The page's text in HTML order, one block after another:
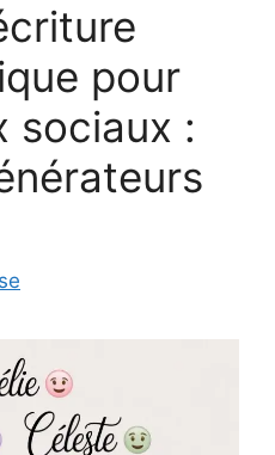
pour
sociaux :